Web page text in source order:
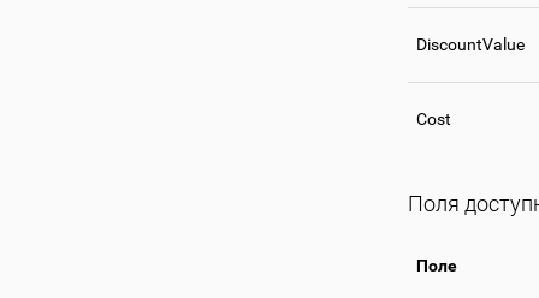
DiscountValue
Cost
Поля
Поле